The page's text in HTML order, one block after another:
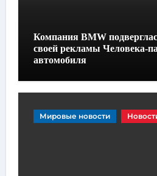
Компания BMW
своей рекламы Человека-
автомобиля
Мировые новости